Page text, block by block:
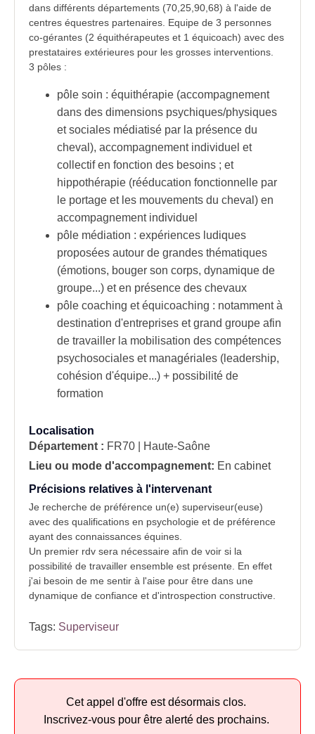
dans différents départements (70,25,90,68) à l'aide de
centres équestres partenaires. Equipe de 3 personnes
co-gérantes (2 équithérapeutes et 1 équicoach) avec des
prestataires extérieures pour les grosses interventions.
3 pôles :
pôle soin : équithérapie (accompagnement
dans des dimensions psychiques/physiques
et sociales médiatisé par la présence du
cheval), accompagnement individuel et
collectif en fonction des besoins ; et
hippothérapie (rééducation fonctionnelle par
le portage et les mouvements du cheval) en
accompagnement individuel
pôle médiation : expériences ludiques
proposées autour de grandes thématiques
(émotions, bouger son corps, dynamique de
groupe...) et en présence des chevaux
pôle coaching et équicoaching : notamment à
destination d'entreprises et grand groupe afin
de travailler la mobilisation des compétences
psychosociales et managériales (leadership,
cohésion d'équipe...) + possibilité de
formation
Localisation
Département : FR70 | Haute-Saône
Lieu ou mode d'accompagnement: En cabinet
Précisions relatives à l'intervenant
Je recherche de préférence un(e) superviseur(euse)
avec des qualifications en psychologie et de préférence
ayant des connaissances équines.
Un premier rdv sera nécessaire afin de voir si la
possibilité de travailler ensemble est présente. En effet
j'ai besoin de me sentir à l'aise pour être dans une
dynamique de confiance et d'introspection constructive.
Tags: Superviseur
Cet appel d'offre est désormais clos.
Inscrivez-vous pour être alerté des prochains.